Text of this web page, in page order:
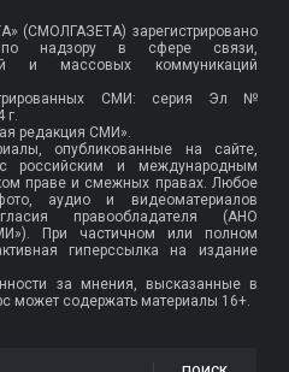
(СМОЛГАЗЕТА) зарегистрировано
надзору в сфере связи,
и массовых коммуникаций
СМИ: серия Эл №
г.
редакция СМИ».
опубликованные на сайте,
российским и международным
праве и смежных правах. Любое
аудио и видеоматериалов
правообладателя (АНО
При частичном или полном
гиперссылка на издание
за мнения, высказанные в
может содержать материалы 16+.